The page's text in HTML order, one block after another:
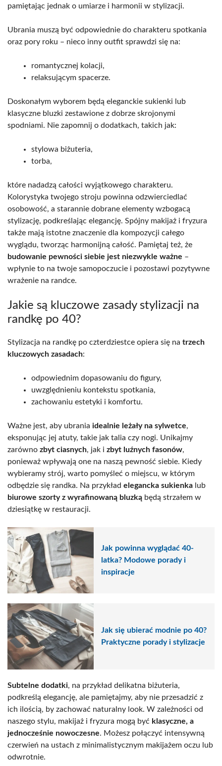
pamiętając jednak o umiarze i harmonii w stylizacji.
Ubrania muszą być odpowiednie do charakteru spotkania
oraz pory roku – nieco inny outfit sprawdzi się na:
romantycznej kolacji,
relaksującym spacerze.
Doskonałym wyborem będą eleganckie sukienki lub
klasyczne bluzki zestawione z dobrze skrojonymi
spodniami. Nie zapomnij o dodatkach, takich jak:
stylowa biżuteria,
torba,
które nadadzą całości wyjątkowego charakteru.
Kolorystyka twojego stroju powinna odzwierciedlać
osobowość, a starannie dobrane elementy wzbogacą
stylizację, podkreślając elegancję. Spójny makijaż i fryzura
także mają istotne znaczenie dla kompozycji całego
wyglądu, tworząc harmonijną całość. Pamiętaj też, że
budowanie pewności siebie jest niezwykle ważne –
wpłynie to na twoje samopoczucie i pozostawi pozytywne
wrażenie na randce.
Jakie są kluczowe zasady stylizacji na
randkę po 40?
Stylizacja na randkę po czterdziestce opiera się na trzech
kluczowych zasadach:
odpowiednim dopasowaniu do figury,
uwzględnieniu kontekstu spotkania,
zachowaniu estetyki i komfortu.
Ważne jest, aby ubrania idealnie leżały na sylwetce,
eksponując jej atuty, takie jak talia czy nogi. Unikajmy
zarówno zbyt ciasnych, jak i zbyt luźnych fasonów,
ponieważ wpływają one na naszą pewność siebie. Kiedy
wybieramy strój, warto pomyśleć o miejscu, w którym
odbędzie się randka. Na przykład elegancka sukienka lub
biurowe szorty z wyrafinowaną bluzką będą strzałem w
dziesiątkę w restauracji.
Jak powinna wyglądać 40-
latka? Modowe porady i
inspiracje
Jak się ubierać modnie po 40?
Praktyczne porady i stylizacje
Subtelne dodatki, na przykład delikatna biżuteria,
podkreślą elegancję, ale pamiętajmy, aby nie przesadzić z
ich ilością, by zachować naturalny look. W zależności od
naszego stylu, makijaż i fryzura mogą być klasyczne, a
jednocześnie nowoczesne. Możesz połączyć intensywną
czerwień na ustach z minimalistycznym makijażem oczu lub
odwrotnie.